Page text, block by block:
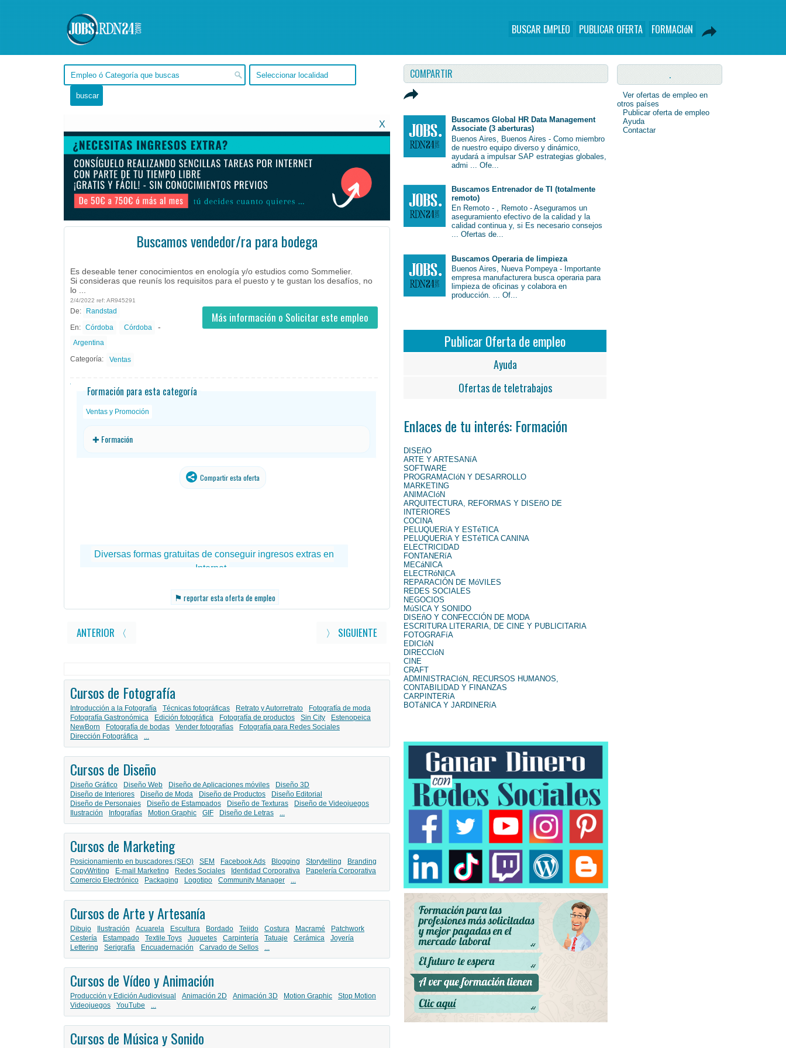
BUSCAR EMPLEO PUBLICAR OFERTA FORMACIóN
X
Buscamos vendedor/ra para bodega
Es deseable tener conocimientos en enología y/o estudios como Sommelier.
Si consideras que reunís los requisitos para el puesto y te gustan los desafíos, no
lo ...
2/4/2022 ref: AR945291
Más información o Solicitar este empleo
De: Randstad
En: Córdoba Córdoba -
Argentina
Categoría:
Ventas
Formación para esta categoría
Ventas y Promoción
✚ Formación
Compartir esta oferta
⚑ reportar esta oferta de empleo
ANTERIOR 〈 〉 SIGUIENTE
Cursos de Fotografía
Introducción a la Fotografía Técnicas fotográficas Retrato y Autorretrato
Fotografía de moda
Fotografía Gastronómica
Edición fotográfica Fotografía de productos Sin City
Estenopeica
NewBorn
Fotografía de bodas Vender fotografías
Fotografía para Redes Sociales
Dirección Fotográfica
...
Cursos de Diseño
Diseño Gráfico Diseño Web Diseño de Aplicaciones móviles
Diseño 3D
Diseño de Interiores
Diseño de Moda Diseño de Productos
Diseño Editorial
Diseño de Personajes
Diseño de Estampados Diseño de Texturas
Diseño de Videojuegos
Ilustración
Infografías Motion Graphic GIF Diseño de Letras ...
Cursos de Marketing
Posicionamiento en buscadores (SEO) SEM Facebook Ads Blogging Storytelling
Branding
CopyWriting
E-mail Marketing Redes Sociales Identidad Corporativa
Papelería Corporativa
Comercio Electrónico
Packaging Logotipo Community Manager ...
Cursos de Arte y Artesanía
Dibujo Ilustración Acuarela Escultura Bordado Tejido Costura Macramé
Patchwork
Cestería
Estampado Textile Toys Juguetes Carpintería Tatuaje Cerámica
Joyería
Lettering
Serigrafía Encuadernación Carvado de Sellos ...
Cursos de Vídeo y Animación
Producción y Edición Audiovisual Animación 2D Animación 3D Motion Graphic
Stop Motion
Videojuegos
YouTube ...
Cursos de Música y Sonido
COMPARTIR
Buscamos Global HR Data Management
Associate (3 aberturas)
Buenos Aires, Buenos Aires - Como miembro
de nuestro equipo diverso y dinámico,
ayudará a impulsar SAP estrategias globales,
admi ... Ofe...
Buscamos Entrenador de TI (totalmente
remoto)
En Remoto - , Remoto - Aseguramos un
aseguramiento efectivo de la calidad y la
calidad continua y, si Es necesario consejos
... Ofertas de...
Buscamos Operaria de limpieza
Buenos Aires, Nueva Pompeya - Importante
empresa manufacturera busca operaria para
limpieza de oficinas y colabora en
producción. ... Of...
Publicar Oferta de empleo
Ayuda
Ofertas de teletrabajos
Enlaces de tu interés: Formación
DISEñO
ARTE Y ARTESANíA
SOFTWARE
PROGRAMACIóN Y DESARROLLO
MARKETING
ANIMACIóN
ARQUITECTURA, REFORMAS Y DISEñO DE
INTERIORES
COCINA
PELUQUERíA Y ESTéTICA
PELUQUERíA Y ESTéTICA CANINA
ELECTRICIDAD
FONTANERíA
MECáNICA
ELECTRóNICA
REPARACIÓN DE MóVILES
REDES SOCIALES
NEGOCIOS
MúSICA Y SONIDO
DISEñO Y CONFECCIÓN DE MODA
ESCRITURA LITERARIA, DE CINE Y PUBLICITARIA
FOTOGRAFíA
EDICIóN
DIRECCIóN
CINE
CRAFT
ADMINISTRACIóN, RECURSOS HUMANOS,
CONTABILIDAD Y FINANZAS
CARPINTERíA
BOTáNICA Y JARDINERíA
.
Ver ofertas de empleo en
otros países
Publicar oferta de empleo
Ayuda
Contactar